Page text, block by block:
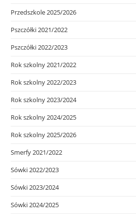
Przedszkole 2025/2026
Pszczółki 2021/2022
Pszczółki 2022/2023
Rok szkolny 2021/2022
Rok szkolny 2022/2023
Rok szkolny 2023/2024
Rok szkolny 2024/2025
Rok szkolny 2025/2026
Smerfy 2021/2022
Sówki 2022/2023
Sówki 2023/2024
Sówki 2024/2025